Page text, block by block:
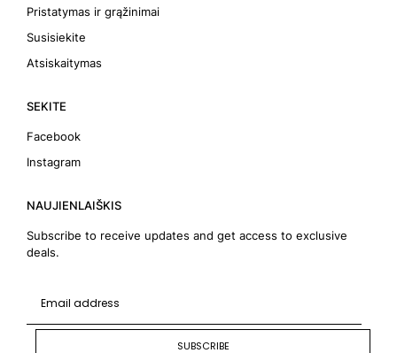
Pristatymas ir grąžinimai
Susisiekite
Atsiskaitymas
SEKITE
Facebook
Instagram
NAUJIENLAIŠKIS
Subscribe to receive updates and get access to exclusive
deals.
SUBSCRIBE